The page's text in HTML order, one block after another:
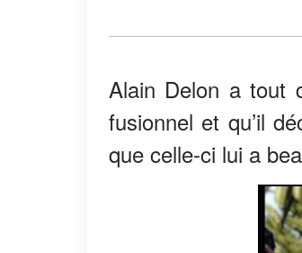
Alain Delon a tout
fusionnel et qu’il
que celle-ci lui a